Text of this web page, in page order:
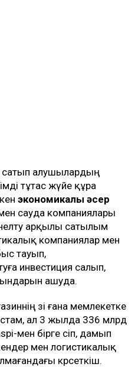
сатып алушылардың
тұтас жүйе құра
экономикалық әсер
сауда компаниялары
арқылы сатылым
компаниялар мен
тауып,
инвестиция салып,
ашуда.
өзі ғана мемлекетке
ал 3 жылда 336 млрд
мен бірге өсіп, дамып
мен логистикалық
көрсеткіш.